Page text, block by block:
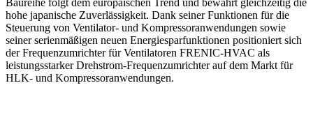
hohe japanische Zuverlässigkeit. Dank seiner Funktionen für die
Steuerung von Ventilator- und Kompressoranwendungen sowie
seiner serienmäßigen neuen Energiesparfunktionen positioniert sich
der Frequenzumrichter für Ventilatoren FRENIC-HVAC als
leistungsstarker Drehstrom-Frequenzumrichter auf dem Markt für
HLK- und Kompressoranwendungen.